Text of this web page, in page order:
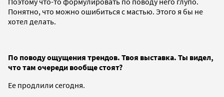
Понятно, что можно ошибиться с мастью. Этого я бы не
хотел делать.
По поводу ощущения трендов. Твоя выставка. Ты видел,
что там очереди вообще стоят?
Ее продлили сегодня.